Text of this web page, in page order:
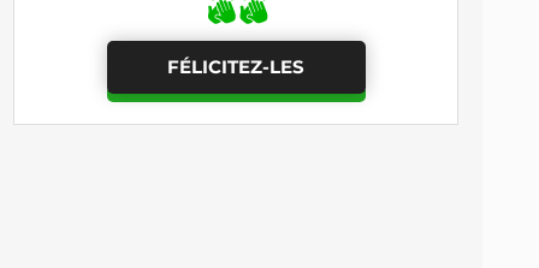
FÉLICITEZ-LES